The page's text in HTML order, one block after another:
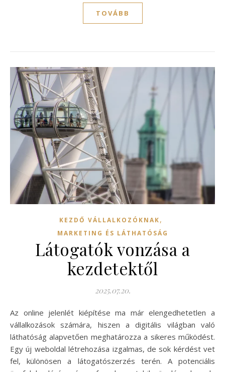
TOVÁBB
KEZDŐ VÁLLALKOZÓKNAK,
MARKETING ÉS LÁTHATÓSÁG
Látogatók vonzása a
kezdetektől
2025.07.20.
Az online jelenlét kiépítése ma már elengedhetetlen a
vállalkozások számára, hiszen a digitális világban való
láthatóság alapvetően meghatározza a sikeres működést.
Egy új weboldal létrehozása izgalmas, de sok kérdést vet
fel, különösen a látogatószerzés terén. A potenciális